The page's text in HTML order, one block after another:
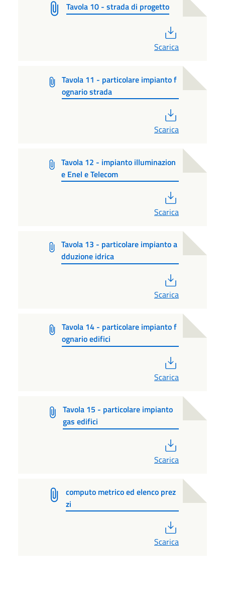
Tavola 10 - strada di progetto
Scarica
Tavola 11 - particolare impianto f
ognario strada
Scarica
Tavola 12 - impianto illuminazion
e Enel e Telecom
Scarica
Tavola 13 - particolare impianto a
dduzione idrica
Scarica
Tavola 14 - particolare impianto f
ognario edifici
Scarica
Tavola 15 - particolare impianto
gas edifici
Scarica
computo metrico ed elenco prez
zi
Scarica